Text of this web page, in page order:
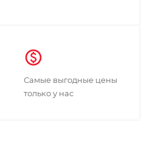
Самые выгодные цены
только у нас